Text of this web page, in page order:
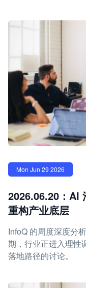
Mon Jun 29 2026
2026.06.20：AI
重构产业底层
InfoQ 的周度深度分
期，行业正进入理性
落地路径的讨论。